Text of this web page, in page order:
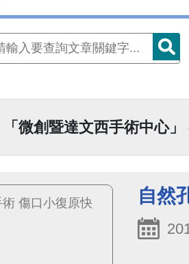
「微創暨達文西手術中心
自然